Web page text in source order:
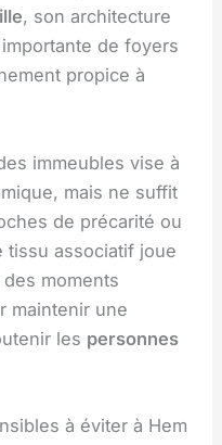
, son architecture
de foyers
propice à
immeubles vise à
mais ne suffit
de précarité ou
tissu associatif joue
moments
maintenir une
les personnes
à éviter à Hem